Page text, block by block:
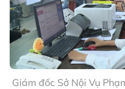
Giám đốc Sở Nội Vụ